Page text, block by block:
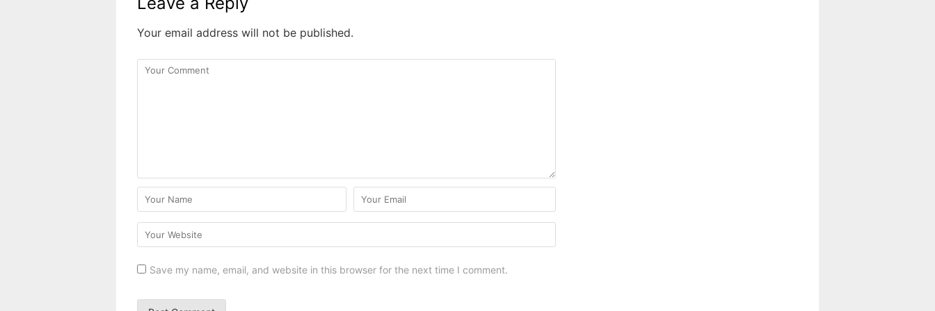
Your email address will not be published.
Save my name, email, and website in this browser for the next time I comment.